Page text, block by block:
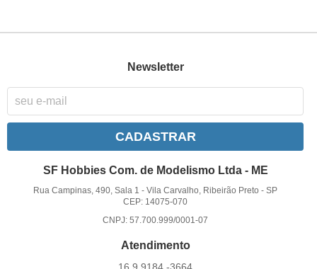
Newsletter
CADASTRAR
SF Hobbies Com. de Modelismo Ltda - ME
Rua Campinas, 490, Sala 1 -Vila Carvalho, Ribeirão Preto -SP
CEP: 14075-070
CNPJ: 57.700.999/0001-07
Atendimento